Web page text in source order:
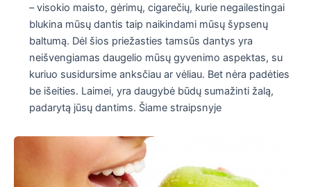
– visokio maisto, gėrimų, cigarečių, kurie negailestingai
blukina mūsų dantis taip naikindami mūsų šypsenų
baltumą. Dėl šios priežasties tamsūs dantys yra
neišvengiamas daugelio mūsų gyvenimo aspektas, su
kuriuo susidursime anksčiau ar vėliau. Bet nėra padėties
be išeities. Laimei, yra daugybė būdų sumažinti žalą,
padarytą jūsų dantims. Šiame straipsnyje